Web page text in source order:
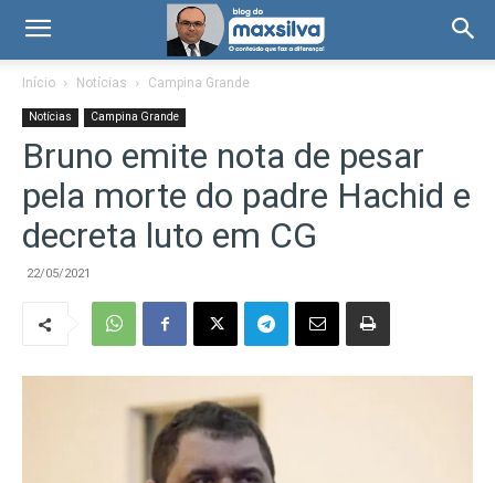
Início Notícias Campina Grande
Notícias Campina Grande
Bruno emite nota de pesar
pela morte do padre Hachid e
decreta luto em CG
22/05/2021